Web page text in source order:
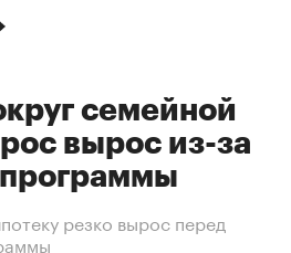
семейной
вырос из-за
резко вырос перед